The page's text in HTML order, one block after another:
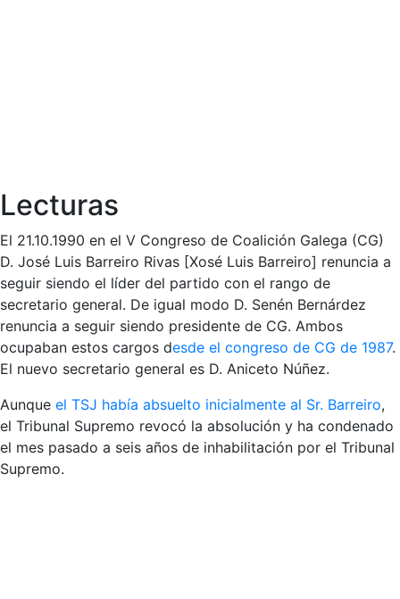
Lecturas
El 21.10.1990 en el V Congreso de Coalición Galega (CG)
D. José Luis Barreiro Rivas [Xosé Luis Barreiro] renuncia a
seguir siendo el líder del partido con el rango de
secretario general. De igual modo D. Senén Bernárdez
renuncia a seguir siendo presidente de CG. Ambos
ocupaban estos cargos desde el congreso de CG de 1987.
El nuevo secretario general es D. Aniceto Núñez.
Aunque el TSJ había absuelto inicialmente al Sr. Barreiro,
el Tribunal Supremo revocó la absolución y ha condenado
el mes pasado a seis años de inhabilitación por el Tribunal
Supremo.